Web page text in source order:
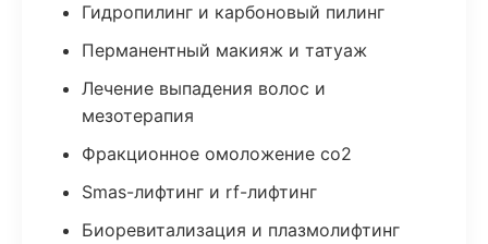
Гидропилинг и карбоновый пилинг
Перманентный макияж и татуаж
Лечение выпадения волос и
мезотерапия
Фракционное омоложение co2
Smas-лифтинг и rf-лифтинг
Биоревитализация и плазмолифтинг